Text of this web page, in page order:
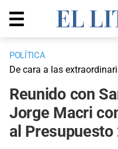
POLÍTICA
De cara a las
Reunido con
Jorge Macri
al Presupuesto